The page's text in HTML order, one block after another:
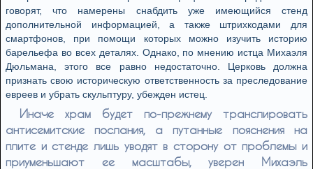
говорят, что намерены снабдить уже имеющийся стенд
дополнительной информацией, а также штрихкодами для
смартфонов, при помощи которых можно изучить историю
барельефа во всех деталях. Однако, по мнению истца Михаэля
Дюльмана, этого все равно недостаточно. Церковь должна
признать свою историческую ответственность за преследование
евреев и убрать скульптуру, убежден истец.
Иначе храм будет по-прежнему транслировать
антисемитские послания, а путанные пояснения на
плите и стенде лишь уводят в сторону от проблемы и
приуменьшают ее масштабы, уверен Михаэль